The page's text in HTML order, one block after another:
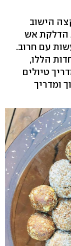
הישוב
הדלקת אש
עם חרוב.
הללו,
טיולים
ומדריך